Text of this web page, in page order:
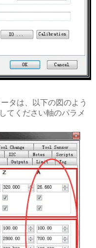
タは、以下の図のよう
てください軸のパラメ